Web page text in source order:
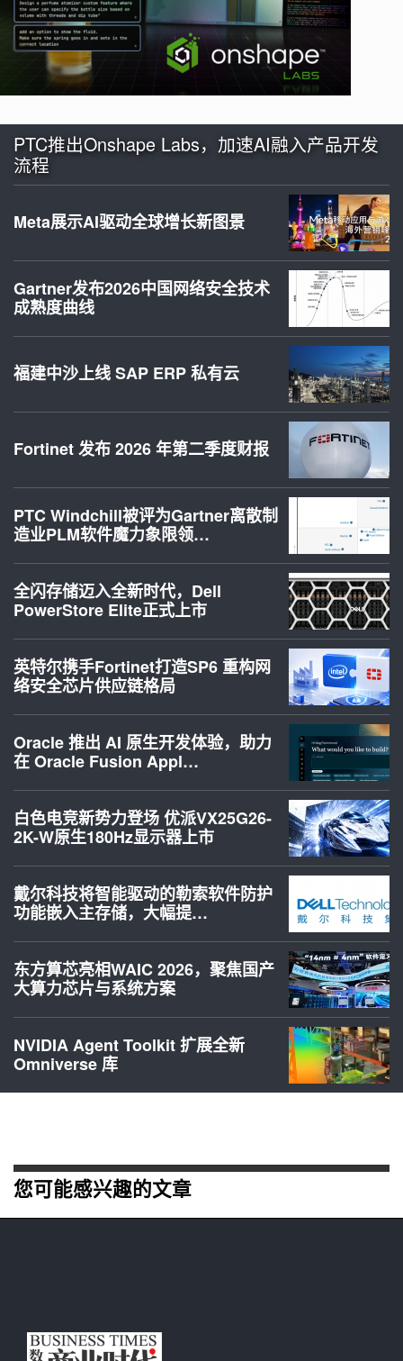
PTC推出Onshape Labs，加速AI融入产品开发
流程
Meta展示AI驱动全球增长新图景
Gartner发布2026中国网络安全技术
成熟度曲线
福建中沙上线 SAP ERP 私有云
Fortinet 发布 2026 年第二季度财报
PTC Windchill被评为Gartner离散制
造业PLM软件魔力象限领…
全闪存储迈入全新时代，Dell
PowerStore Elite正式上市
英特尔携手Fortinet打造SP6 重构网
络安全芯片供应链格局
Oracle 推出 AI 原生开发体验，助力
在 Oracle Fusion Appl…
白色电竞新势力登场 优派VX25G26-
2K-W原生180Hz显示器上市
戴尔科技将智能驱动的勒索软件防护
功能嵌入主存储，大幅提…
东方算芯亮相WAIC 2026，聚焦国产
大算力芯片与系统方案
NVIDIA Agent Toolkit 扩展全新
Omniverse 库
您可能感兴趣的文章